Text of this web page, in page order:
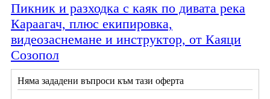
Пикник и разходка с каяк по дивата река
Караагач, плюс екипировка,
видеозаснемане и инструктор, от Каяци
Созопол
Няма зададени въпроси към тази оферта